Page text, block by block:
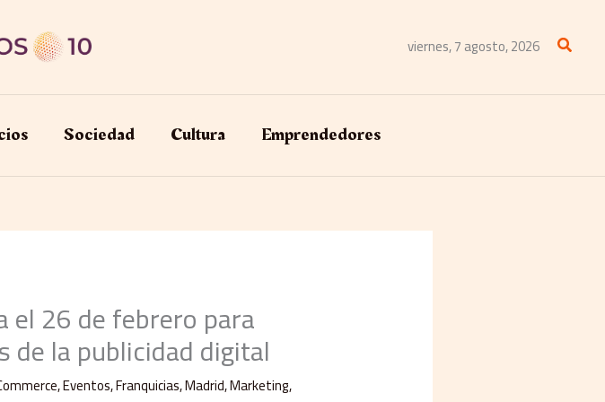
viernes, 7 agosto, 2026 Buscar
Sociedad Cultura Emprendedores
el 26 de febrero para
de la publicidad digital
,Eventos,Franquicias,Madrid,Marketing,